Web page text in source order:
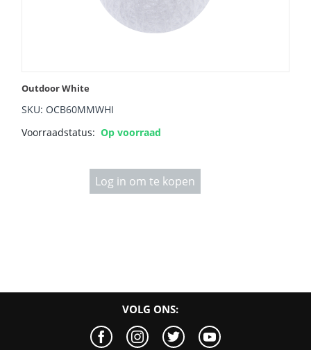
Outdoor White
SKU: OCB60MMWHI
Voorraadstatus: Op voorraad
Log in om te kopen
VOLG ONS: